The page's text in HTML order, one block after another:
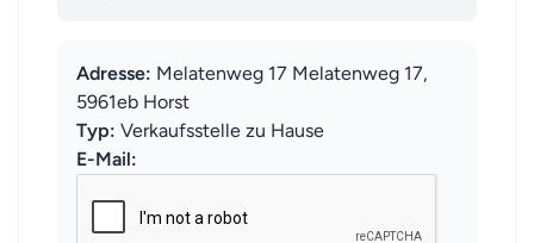
Adresse: Melatenweg 17 Melatenweg 17,
5961eb Horst
Typ: Verkaufsstelle zu Hause
E-Mail: